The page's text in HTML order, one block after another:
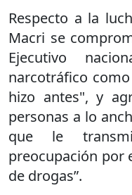
Respecto a la
Macri se
Ejecutivo
narcotráfico
hizo antes", y
personas a lo
que le
preocupación por
de drogas”.